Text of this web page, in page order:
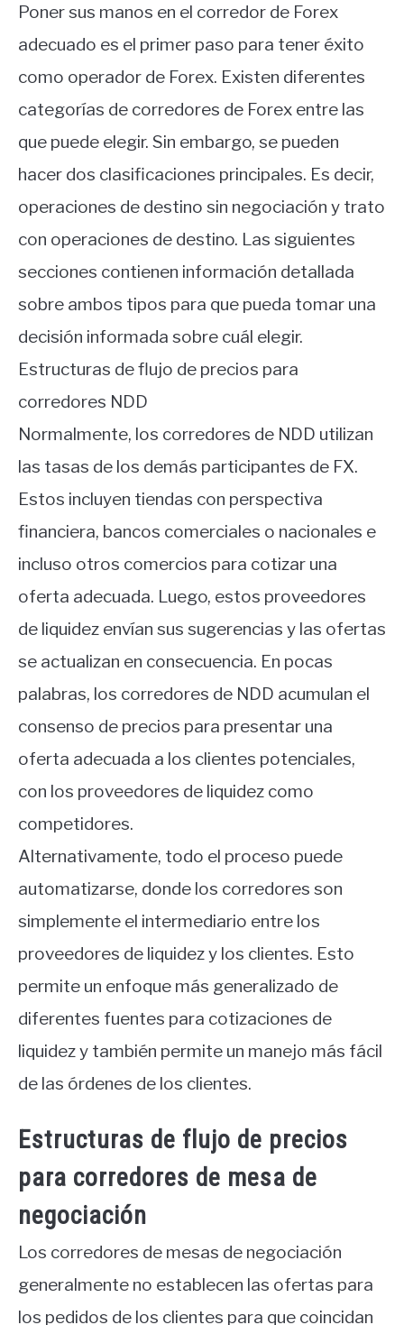
Poner sus manos en el corredor de Forex
adecuado es el primer paso para tener éxito
como operador de Forex. Existen diferentes
categorías de corredores de Forex entre las
que puede elegir. Sin embargo, se pueden
hacer dos clasificaciones principales. Es decir,
operaciones de destino sin negociación y trato
con operaciones de destino. Las siguientes
secciones contienen información detallada
sobre ambos tipos para que pueda tomar una
decisión informada sobre cuál elegir.
Estructuras de flujo de precios para
corredores NDD
Normalmente, los corredores de NDD utilizan
las tasas de los demás participantes de FX.
Estos incluyen tiendas con perspectiva
financiera, bancos comerciales o nacionales e
incluso otros comercios para cotizar una
oferta adecuada. Luego, estos proveedores
de liquidez envían sus sugerencias y las ofertas
se actualizan en consecuencia. En pocas
palabras, los corredores de NDD acumulan el
consenso de precios para presentar una
oferta adecuada a los clientes potenciales,
con los proveedores de liquidez como
competidores.
Alternativamente, todo el proceso puede
automatizarse, donde los corredores son
simplemente el intermediario entre los
proveedores de liquidez y los clientes. Esto
permite un enfoque más generalizado de
diferentes fuentes para cotizaciones de
liquidez y también permite un manejo más fácil
de las órdenes de los clientes.
Estructuras de flujo de precios
para corredores de mesa de
negociación
Los corredores de mesas de negociación
generalmente no establecen las ofertas para
los pedidos de los clientes para que coincidan